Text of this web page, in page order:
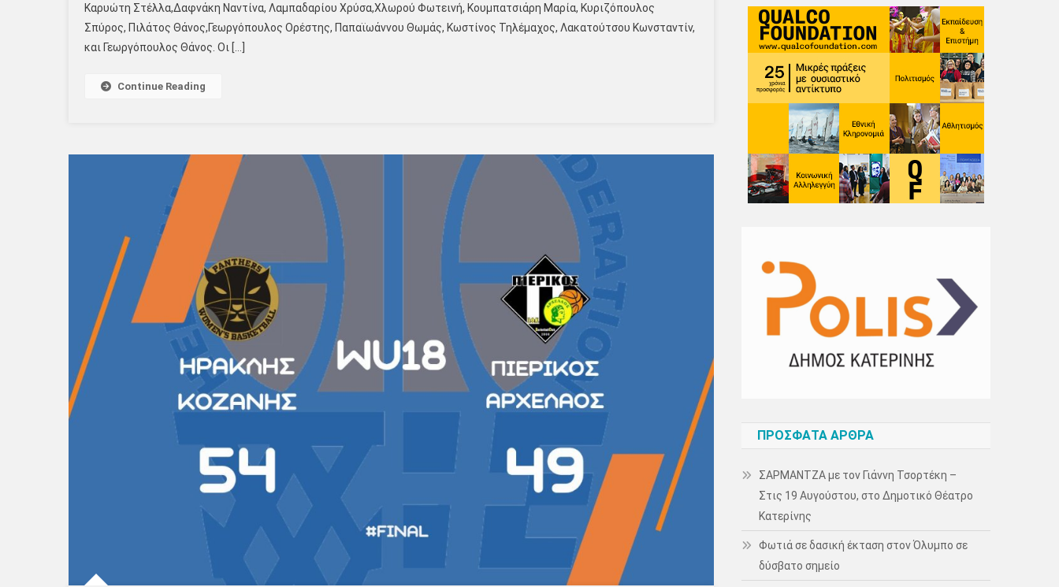
Καρυώτη Στέλλα,Δαφνάκη Ναντίνα, Λαμπαδαρίου Χρύσα,Χλωρού Φωτεινή, Κουμπατσιάρη Μαρία, Κυριζόπουλος
Σπύρος, Πιλάτος Θάνος,Γεωργόπουλος Ορέστης, Παπαϊωάννου Θωμάς, Κωστίνος Τηλέμαχος, Λακατούτσου Κωνσταντίν,
και Γεωργόπουλος Θάνος. Οι […]
Continue Reading
ΠΡΌΣΦΑΤΑ ΆΡΘΡΑ
ΣΑΡΜΑΝΤΖΑ με τον Γιάννη Τσορτέκη –
Στις 19 Αυγούστου, στο Δημοτικό Θέατρο
Κατερίνης
Φωτιά σε δασική έκταση στον Όλυμπο σε
δύσβατο σημείο